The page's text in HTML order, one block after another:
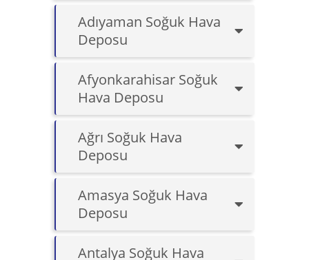
Adıyaman Soğuk Hava
Deposu
Afyonkarahisar Soğuk
Hava Deposu
Ağrı Soğuk Hava
Deposu
Amasya Soğuk Hava
Deposu
Antalya Soğuk Hava